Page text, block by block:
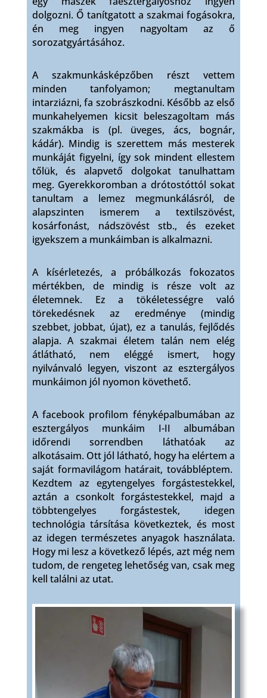
dolgozni. Ő tanítgatott a szakmai fogásokra,
én meg ingyen nagyoltam az ő
sorozatgyártásához.
A szakmunkásképzőben részt vettem
minden tanfolyamon; megtanultam
intarziázni, fa szobrászkodni. Később az első
munkahelyemen kicsit beleszagoltam más
szakmákba is (pl. üveges, ács, bognár,
kádár). Mindig is szerettem más mesterek
munkáját figyelni, így sok mindent ellestem
tőlük, és alapvető dolgokat tanulhattam
meg. Gyerekkoromban a drótostóttól sokat
tanultam a lemez megmunkálásról, de
alapszinten ismerem a textilszövést,
kosárfonást, nádszövést stb., és ezeket
igyekszem a munkáimban is alkalmazni.
A kísérletezés, a próbálkozás fokozatos
mértékben, de mindig is része volt az
életemnek. Ez a tökéletességre való
törekedésnek az eredménye (mindig
szebbet, jobbat, újat), ez a tanulás, fejlődés
alapja. A szakmai életem talán nem elég
átlátható, nem eléggé ismert, hogy
nyilvánvaló legyen, viszont az esztergályos
munkáimon jól nyomon követhető.
A facebook profilom fényképalbumában az
esztergályos munkáim I-II albumában
időrendi sorrendben láthatóak az
alkotásaim. Ott jól látható, hogy ha elértem a
saját formavilágom határait, továbbléptem.
Kezdtem az egytengelyes forgástestekkel,
aztán a csonkolt forgástestekkel, majd a
többtengelyes forgástestek, idegen
technológia társítása következtek, és most
az idegen természetes anyagok használata.
Hogy mi lesz a következő lépés, azt még nem
tudom, de rengeteg lehetőség van, csak meg
kell találni az utat.